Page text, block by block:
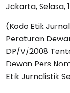
Jakarta, Selasa,
(Kode Etik
Peraturan
DP/V/2008
Dewan Pers
Etik Jurnalistik